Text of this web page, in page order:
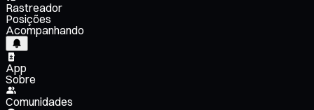
Rastreador
Posições
Acompanhando
App
Sobre
Comunidades